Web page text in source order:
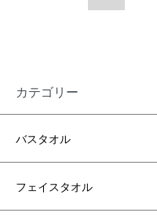
カテゴリー
バスタオル
フェイスタオル